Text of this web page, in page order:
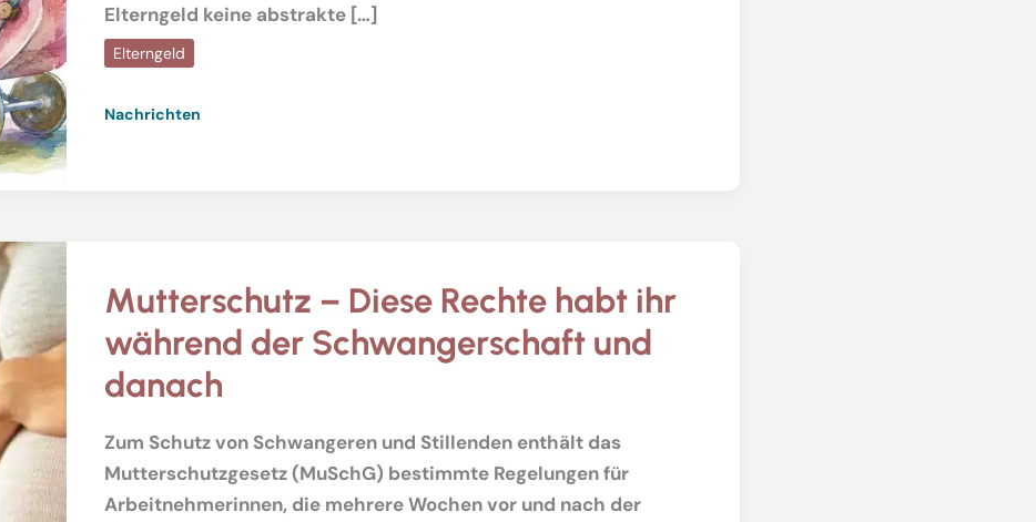
Elterngeld keine abstrakte […]
Elterngeld
Nachrichten
Mutterschutz – Diese Rechte habt ihr
während der Schwangerschaft und
danach
Zum Schutz von Schwangeren und Stillenden enthält das
Mutterschutzgesetz (MuSchG) bestimmte Regelungen für
Arbeitnehmerinnen, die mehrere Wochen vor und nach der